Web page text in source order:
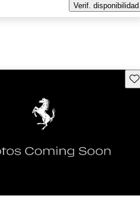
Verif. disponibilidad